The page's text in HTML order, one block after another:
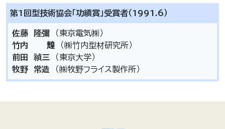
第1回型技術協会「功績賞」受賞者（1991.6）
佐藤 隆彌 （東京電気㈱）
竹内 𤾗 （㈱竹内型材研究所）
前田 禎三 （東京大学）
牧野 常造 （㈱牧野フライス製作所）